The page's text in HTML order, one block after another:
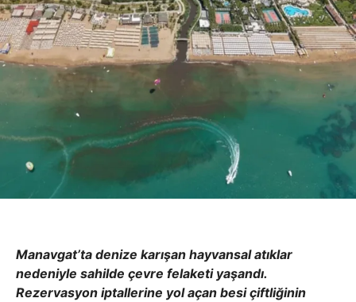
Manavgat’ta denize karışan hayvansal atıklar
nedeniyle sahilde çevre felaketi yaşandı.
Rezervasyon iptallerine yol açan besi çiftliğinin